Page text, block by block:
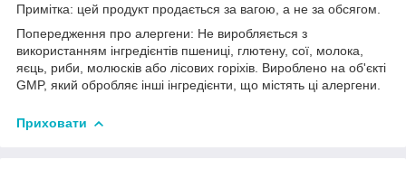
Примітка: цей продукт продається за вагою, а не за обсягом.
Попередження про алергени: Не виробляється з
використанням інгредієнтів пшениці, глютену, сої, молока,
яєць, риби, молюсків або лісових горіхів. Вироблено на об'єкті
GMP, який обробляє інші інгредієнти, що містять ці алергени.
Приховати